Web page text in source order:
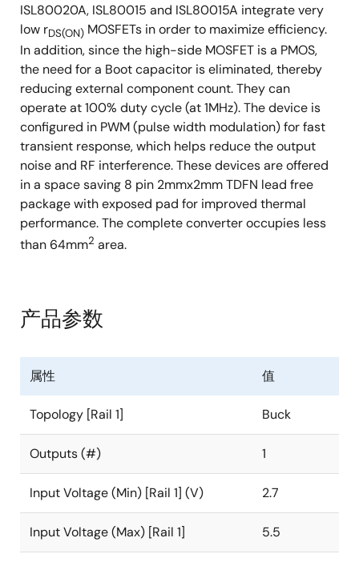
ISL80020A, ISL80015 and ISL80015A integrate very
low rDS(ON) MOSFETs in order to maximize efficiency.
In addition, since the high-side MOSFET is a PMOS,
the need for a Boot capacitor is eliminated, thereby
reducing external component count. They can
operate at 100% duty cycle (at 1MHz). The device is
configured in PWM (pulse width modulation) for fast
transient response, which helps reduce the output
noise and RF interference. These devices are offered
in a space saving 8 pin 2mmx2mm TDFN lead free
package with exposed pad for improved thermal
performance. The complete converter occupies less
than 64mm2 area.
产品参数
属性 值
Topology [Rail 1] Buck
Outputs (#) 1
Input Voltage (Min) [Rail 1] (V) 2.7
Input Voltage (Max) [Rail 1] 5.5